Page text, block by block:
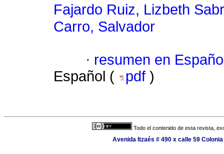
Fajardo Ruiz, Lizbeth
Carro, Salvador
· resumen en
Español (
pdf )
Todo el contenido de esta revista,
Avenida Itzaés # 490 x calle 59